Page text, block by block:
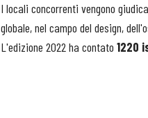
I locali concorrenti vengono
globale, nel campo del design,
L'edizione 2022 ha contato 1220